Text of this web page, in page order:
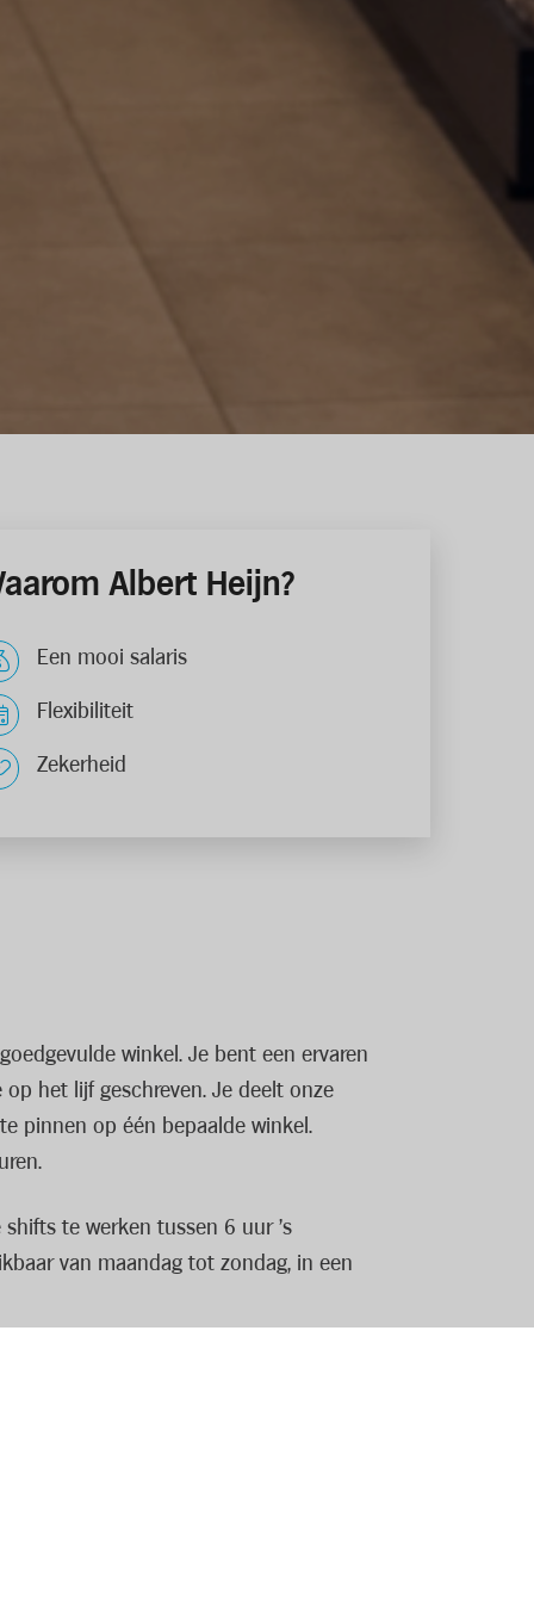
Albert Heijn?
Een mooi salaris
Flexibiliteit
Zekerheid
winkel. Je bent een ervaren
het lijf geschreven. Je deelt onze
pinnen op één bepaalde winkel.
te werken tussen 6 uur ’s
van maandag tot zondag, in een